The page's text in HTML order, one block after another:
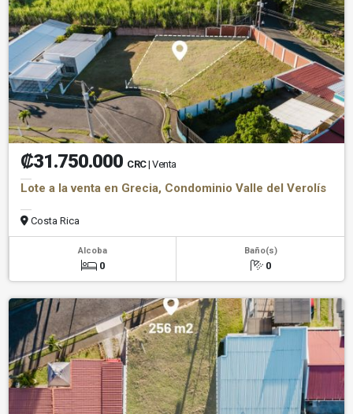
₡31.750.000 CRC| Venta
Lote a la venta en Grecia, Condominio Valle del Verolís
Costa Rica
Alcoba
0
Baño(s)
0